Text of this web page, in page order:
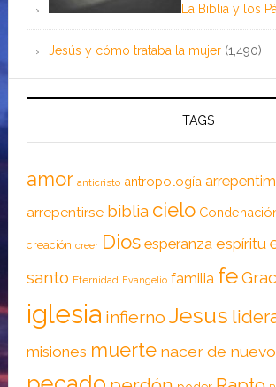
La Biblia y los
Jesús y cómo trataba la mujer (1,490)
TAGS
amor anticristo antropología
arrepentirse biblia cielo
creación creer Dios esperanza espíritu
santo Eternidad Evangelio familia fe
iglesia infierno Jesus
misiones muerte nacer de nuevo